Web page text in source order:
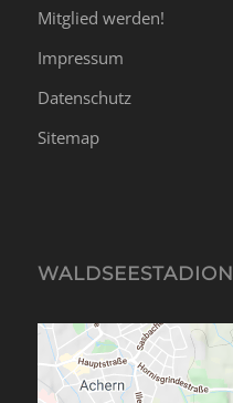
Mitglied werden!
Impressum
Datenschutz
Sitemap
WALDSEESTADION